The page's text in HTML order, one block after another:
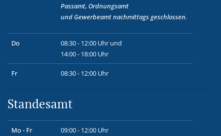
Passamt, Ordnungsamt
und Gewerbeamtnachmittags geschlossen.
Do
08:30 - 12:00 Uhr und
14:00 - 18:00 Uhr
Fr 08:30 - 12:00 Uhr
Standesamt
Mo - Fr 09:00 - 12:00 Uhr